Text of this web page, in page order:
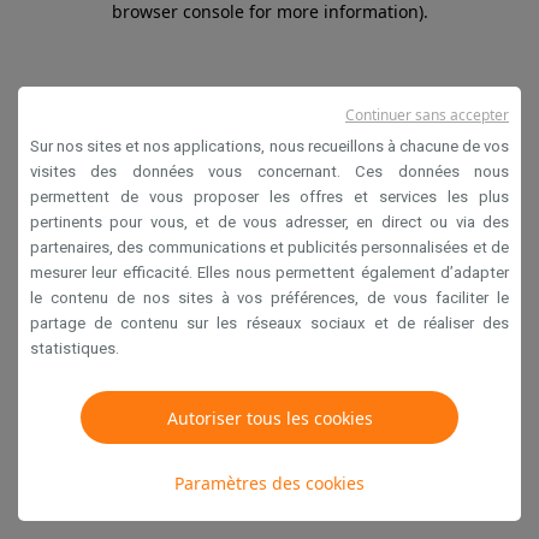
browser console for more information).
Sur nos sites et nos applications, nous recueillons à chacune de vos
visites des données vous concernant. Ces données nous
permettent de vous proposer les offres et services les plus
pertinents pour vous, et de vous adresser, en direct ou via des
partenaires, des communications et publicités personnalisées et de
mesurer leur efficacité. Elles nous permettent également d’adapter
le contenu de nos sites à vos préférences, de vous faciliter le
partage de contenu sur les réseaux sociaux et de réaliser des
statistiques.
Autoriser tous les cookies
Paramètres des cookies
Continuer sans accepter